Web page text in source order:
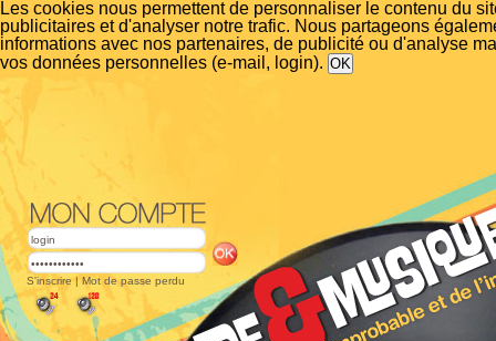
Les cookies nous permettent de personnaliser le contenu du
publicitaires et d'analyser notre trafic. Nous partageons
informations avec nos partenaires, de publicité ou d'analyse
vos données personnelles (e-mail, login).
S'inscrire | Mot de passe perdu